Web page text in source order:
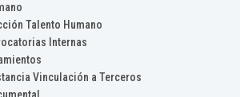
Talento Humano
Internas
Vinculación a Terceros